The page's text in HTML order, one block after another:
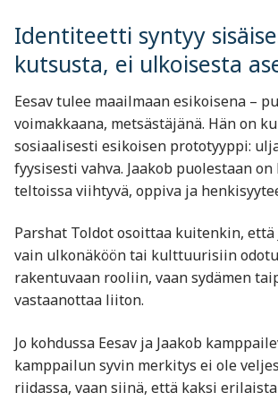
Identiteetti syntyy
kutsusta, ei ulkoisesta
Eesav tulee maailmaan esikoisena –
voimakkaana, metsästäjänä. Hän on
sosiaalisesti esikoisen prototyyppi:
fyysisesti vahva. Jaakob puolestaan
teltoissa viihtyvä, oppiva ja
Parshat Toldot osoittaa kuitenkin, että
vain ulkonäköön tai kulttuurisiin
rakentuvaan rooliin, vaan sydämen
vastaanottaa liiton.
Jo kohdussa Eesav ja Jaakob
kamppailun syvin merkitys ei ole
riidassa, vaan siinä, että kaksi